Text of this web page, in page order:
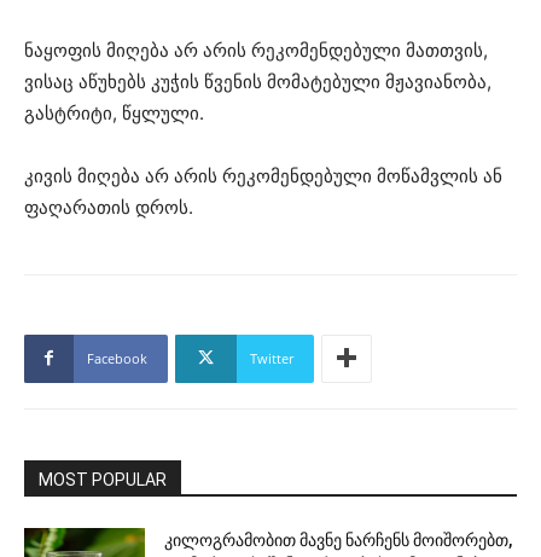
ნაყოფის მიღება არ არის რეკომენდებული მათთვის,
ვისაც აწუხებს კუჭის წვენის მომატებული მჟავიანობა,
გასტრიტი, წყლული.
კივის მიღება არ არის რეკომენდებული მოწამვლის ან
ფაღარათის დროს.
Facebook Twitter
MOST POPULAR
კილოგრამობით მავნე ნარჩენს მოიშორებთ,